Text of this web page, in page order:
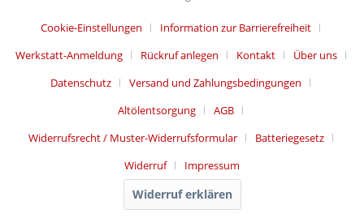
Cookie-Einstellungen
Information zur Barrierefreiheit
Werkstatt-Anmeldung
Rückruf anlegen Kontakt
Über uns
Datenschutz
Versand und Zahlungsbedingungen
Altölentsorgung
AGB
Widerrufsrecht / Muster-Widerrufsformular
Batteriegesetz
Widerruf
Impressum
Widerruf erklären